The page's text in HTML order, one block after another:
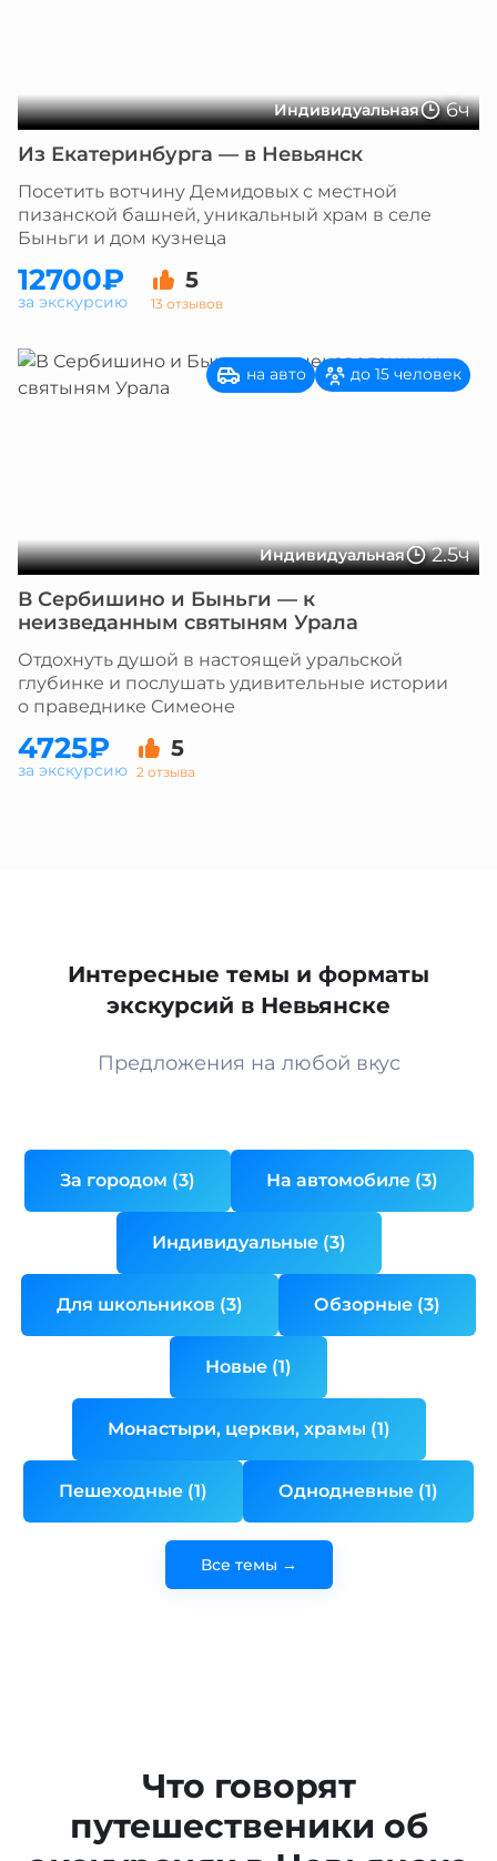
Индивидуальная 6ч
Из Екатеринбурга — в Невьянск
Посетить вотчину Демидовых с местной
пизанской башней, уникальный храм в селе
Быньги и дом кузнеца
12700₽ 5
13 отзывов
за экскурсию
Индивидуальная 2.5ч
на авто до 15 человек
В Сербишино и Быньги — к
неизведанным святыням Урала
Отдохнуть душой в настоящей уральской
глубинке и послушать удивительные истории
о праведнике Симеоне
4725₽ 5
2 отзыва
за экскурсию
Интересные темы и форматы
экскурсий в Невьянске
Предложения на любой вкус
За городом (3) На автомобиле (3)
Индивидуальные (3)
Для школьников (3) Обзорные (3)
Новые (1)
Монастыри, церкви, храмы (1)
Пешеходные (1) Однодневные (1)
Все темы →
Что говорят
путешественики об